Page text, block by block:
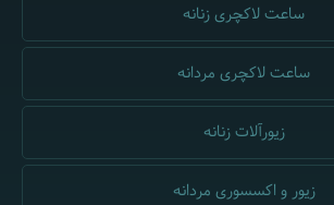
ساعت لاکچری زنانه
ساعت لاکچری مردانه
زیورآلات زنانه
زیور و اکسسوری مردانه